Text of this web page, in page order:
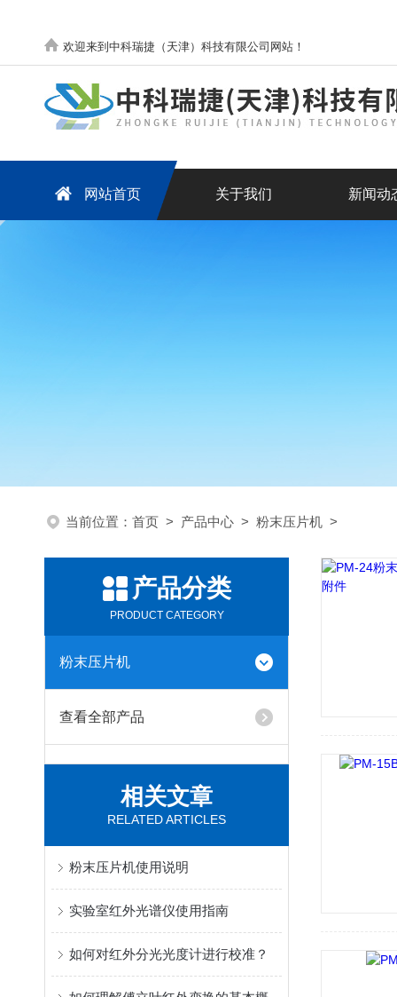
欢迎来到中科瑞捷（天津）科技有限公司网站！
网站首页 关于我们 新闻动
当前位置： 首页 > 产品中心 > 粉末压片机 >
产品分类
PRODUCT CATEGORY
粉末压片机
查看全部产品
相关文章
RELATED ARTICLES
粉末压片机使用说明
实验室红外光谱仪使用指南
如何对红外分光光度计进行校准？